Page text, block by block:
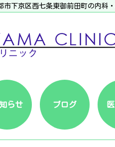
市下京区西七条東御前田町の内科
らせ ブログ